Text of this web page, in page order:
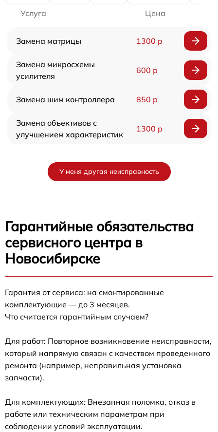
Услуга Цена
Замена матрицы 1300 р
Замена микросхемы
усилителя
600 р
Замена шим контроллера 850 р
Замена объективов с
улучшением характеристик
1300 р
У меня другая неисправность
Гарантийные обязательства
сервисного центра в
Новосибирске
Гарантия от сервиса: на смонтированные
комплектующие — до 3 месяцев.
Что считается гарантийным случаем?
Для работ: Повторное возникновение неисправности,
который напрямую связан с качеством проведенного
ремонта (например, неправильная установка
запчасти).
Для комплектующих: Внезапная поломка, отказ в
работе или техническим параметрам при
соблюдении условий эксплуатации.